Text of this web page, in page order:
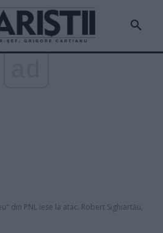
din PNL iese la atac. Robert Sighiartău,